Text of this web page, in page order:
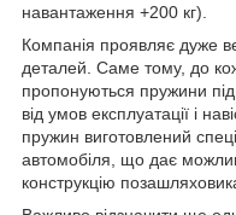
навантаження +200 кг).
Компанія проявляє дуже
деталей. Саме тому, до
пропонуються пружини
від умов експлуатації і
пружин виготовлений
автомобіля, що дає
конструкцію